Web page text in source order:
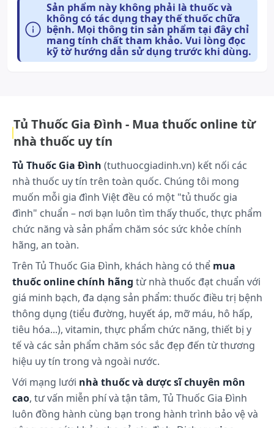
Cách bảo quản:
Nơi sạch sẽ, thoáng mát, tránh nhiệt độ cao và ánh
sáng trực tiếp.
Sản phẩm này không phải là thuốc và
không có tác dụng thay thế thuốc chữa
bệnh. Mọi thông tin sản phẩm tại đây chỉ
mang tính chất tham khảo. Vui lòng đọc
kỹ tờ hướng dẫn sử dụng trước khi dùng.
Tủ Thuốc Gia Đình - Mua thuốc online từ
nhà thuốc uy tín
Tủ Thuốc Gia Đình (tuthuocgiadinh.vn) kết nối các
nhà thuốc uy tín trên toàn quốc. Chúng tôi mong
muốn mỗi gia đình Việt đều có một "tủ thuốc gia
đình" chuẩn – nơi bạn luôn tìm thấy thuốc, thực phẩm
chức năng và sản phẩm chăm sóc sức khỏe chính
hãng, an toàn.
Trên Tủ Thuốc Gia Đình, khách hàng có thể mua
thuốc online chính hãng từ nhà thuốc đạt chuẩn với
giá minh bạch, đa dạng sản phẩm: thuốc điều trị bệnh
thông dụng (tiểu đường, huyết áp, mỡ máu, hô hấp,
tiêu hóa...), vitamin, thực phẩm chức năng, thiết bị y
tế và các sản phẩm chăm sóc sắc đẹp đến từ thương
hiệu uy tín trong và ngoài nước.
Với mạng lưới nhà thuốc và dược sĩ chuyên môn
cao, tư vấn miễn phí và tận tâm, Tủ Thuốc Gia Đình
luôn đồng hành cùng bạn trong hành trình bảo vệ và